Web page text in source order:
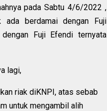
pada Sabtu 4/6/2022 ,
berdamai dengan Fuji
Fuji Efendi ternyata
lagi,
riak diKNPI, atas sebab
untuk mengambil alih